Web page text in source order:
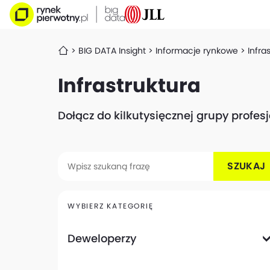
BIG DATA Insight Informacje rynkowe
Infrastruktura
Dołącz do kilkutysięcznej grupy
SZUKAJ
WYBIERZ KATEGORIĘ
Deweloperzy